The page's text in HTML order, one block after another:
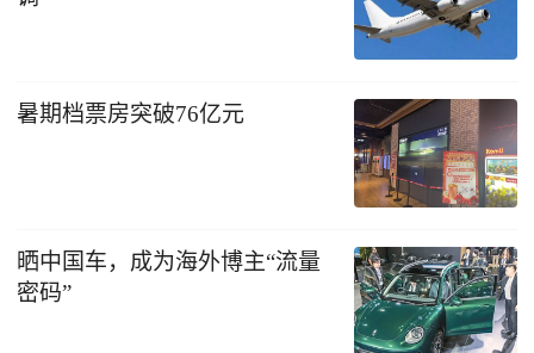
暑期档票房突破76亿元
晒中国车，成为海外博主“流量
密码”